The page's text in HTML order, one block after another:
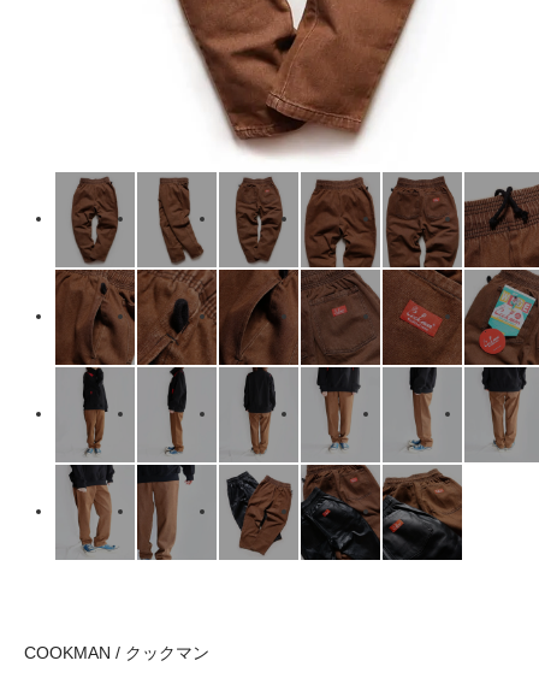
COOKMAN / クックマン